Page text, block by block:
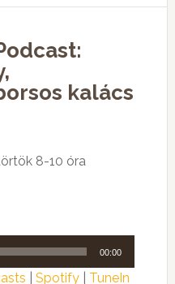
kalács
8-10 óra
00:00
Spotify| TuneIn